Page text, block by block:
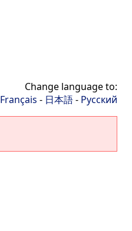
Change language to:
Français - 日本語- Русский